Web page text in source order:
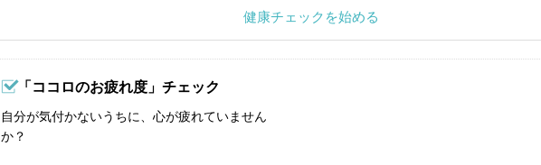
健康チェックを始める
「ココロのお疲れ度」チェック
自分が気付かないうちに、心が疲れていません
か？